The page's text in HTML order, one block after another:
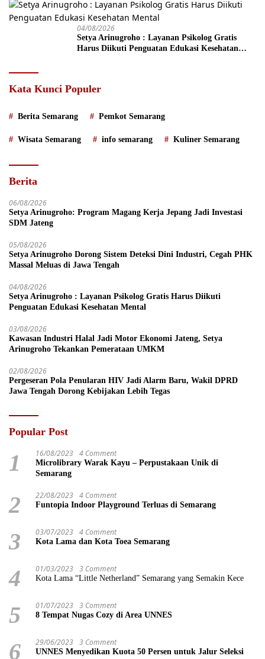
04/08/2026
Setya Arinugroho : Layanan Psikolog Gratis
Harus Diikuti Penguatan Edukasi Kesehatan
Kata Kunci Populer
Berita Semarang Pemkot Semarang
Wisata Semarang info semarang Kuliner Semarang
Berita
06/08/2026
Setya Arinugroho: Program Magang Kerja Jepang Jadi Investasi
SDM Jateng
05/08/2026
Setya Arinugroho Dorong Sistem Deteksi Dini Industri, Cegah PHK
Massal Meluas di Jawa Tengah
04/08/2026
Setya Arinugroho : Layanan Psikolog Gratis Harus Diikuti
Penguatan Edukasi Kesehatan Mental
03/08/2026
Kawasan Industri Halal Jadi Motor Ekonomi Jateng, Setya
Arinugroho Tekankan Pemerataan UMKM
02/08/2026
Pergeseran Pola Penularan HIV Jadi Alarm Baru, Wakil DPRD
Jawa Tengah Dorong Kebijakan Lebih Tegas
Popular Post
1 16/08/2023 4 Comment
Microlibrary Warak Kayu – Perpustakaan Unik di
Semarang
2 22/08/2023 4 Comment
Funtopia Indoor Playground Terluas di Semarang
3 03/07/2023 4 Comment
Kota Lama dan Kota Toea Semarang
4 01/03/2023 3 Comment
Kota Lama “Little Netherland” Semarang yang Semakin Kece
5 01/07/2023 3 Comment
8 Tempat Nugas Cozy di Area UNNES
6 29/06/2023 3 Comment
UNNES Menyedikan Kuota 50 Persen untuk Jalur Seleksi